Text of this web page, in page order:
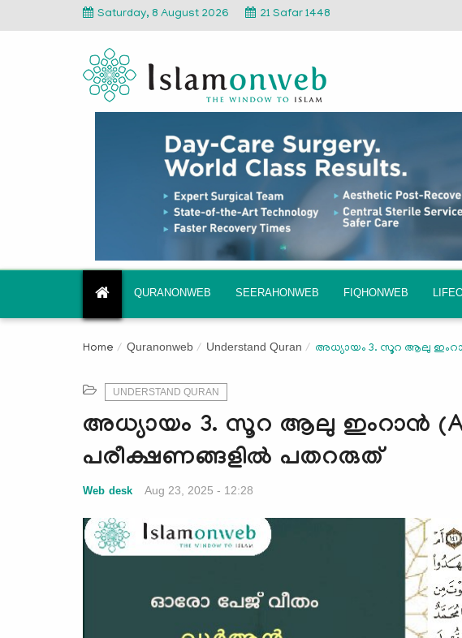
Saturday, 8 August 2026 21 Safar 1448
QURANONWEB SEERAHONWEB FIQHONWEB
Home Quranonweb Understand Quran അധ്യായം 3. സൂറ ആലു
UNDERSTAND QURAN
അധ്യായം 3. സൂറ ആലു ഇംറാന്‍
പരീക്ഷണങ്ങളിൽ പതറരുത്
Web desk Aug 23, 2025 - 12:28